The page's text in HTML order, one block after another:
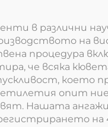
в различни
на
процедура
че всяка
което
опит
Нашата